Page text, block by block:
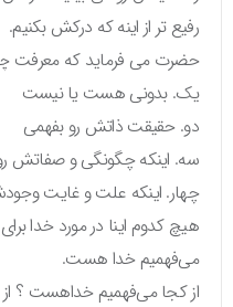
رفیع تر از اینه که درکش بکنیم.
حضرت می فرماید که معرفت
یک. بدونی هست یا نیست
دو. حقیقت ذاتش رو بفهمی
سه. اینکه چگونگی و صفاتش رو
چهار. اینکه علت و غایت
هیچ کدوم اینا در مورد خدا
می‌فهمیم خدا هست.
از کجا می‌فهمیم خداهست ؟ از